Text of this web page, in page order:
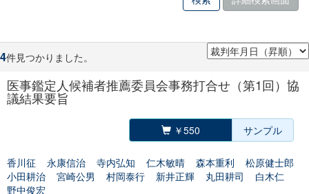
4件見つかりました。
医事鑑定人候補者推薦委員会事務打合せ（第1回）協
議結果要旨
￥550 サンプル
香川征 永康信治 寺内弘知 仁木敏晴 森本重利
松原健士郎
小田耕治
宮崎公男 村岡泰行 新井正輝 丸田耕司
白木仁
野中俊宏